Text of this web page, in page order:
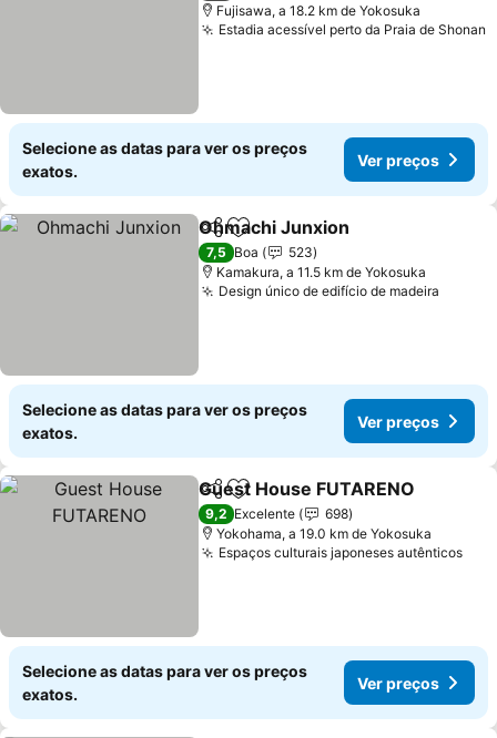
Fujisawa, a 18.2 km de Yokosuka
Estadia acessível perto da Praia de Shonan
Selecione as datas para ver os preços
exatos.
Ver preços
PartilharAdicionar aos favoritos
Ohmachi Junxion
7,5 Boa
523
Kamakura, a 11.5 km de Yokosuka
Design único de edifício de madeira
Selecione as datas para ver os preços
exatos.
Ver preços
PartilharAdicionar aos favoritos
Guest House FUTARENO
9,2 Excelente
698
Yokohama, a 19.0 km de Yokosuka
Espaços culturais japoneses autênticosVer
Selecione as datas para ver os preços
exatos.
Ver preços